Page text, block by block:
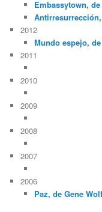
Embassytown,
2012
Mundo espejo,
2011
2010
2009
2008
2007
2006
Paz, de Gene